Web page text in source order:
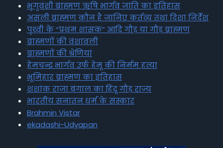
भृगुवंशी ब्राह्मण ऋषि भार्गव जाति का इतिहास
असली ब्राह्मण कौन है जानिए कर्तव्य तथा दिशा निर्देश
पृथ्वी के “प्रथम शासक” आदि गौड़ या गौड़ ब्राह्मण
ब्राह्मणों की वंशावली
ब्राह्मणों की श्रेणियां
हेमचन्द्र भार्गव उर्फ हेमू की निर्मम हत्या
भूमिहार ब्राह्मण का इतिहास
शशांक राजा बंगाल का हिंदू गौड़ राज्य
भारतीय सनातन धर्म के संस्कार
Brahmin Vistar
ekadashi-Udyapan